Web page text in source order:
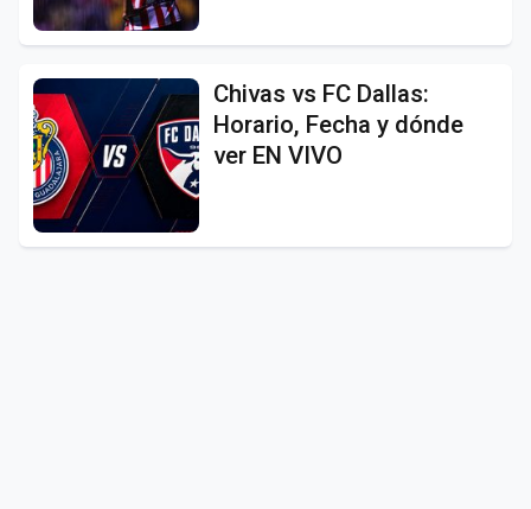
Chivas vs FC Dallas:
Horario, Fecha y dónde
ver EN VIVO